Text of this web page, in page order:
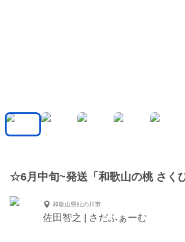
☆6月中旬~発送「和歌山の桃 さく
和歌山県紀の川市
佐田智之 | さだふぁーむ